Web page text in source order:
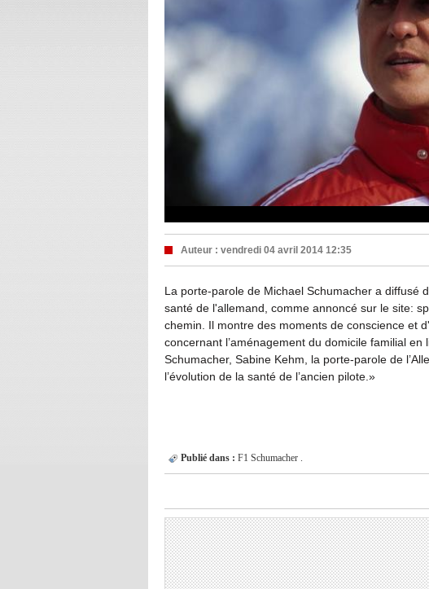
Auteur : vendredi 04 avril 2014 12:35
La porte-parole de Michael Schumacher a diffusé
santé de l'allemand, comme annoncé sur le site:
chemin. Il montre des moments de conscience et
concernant l’aménagement du domicile familial
Schumacher, Sabine Kehm, la porte-parole de
l’évolution de la santé de l’ancien pilote.»
Publié dans : F1 Schumacher .